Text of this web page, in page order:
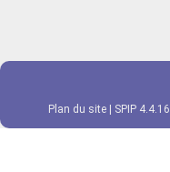
Plan du site SPIP 4.4.16